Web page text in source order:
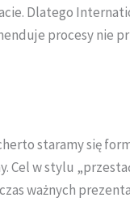
Dlatego
procesy nie
staramy się
Cel w stylu
ważnych